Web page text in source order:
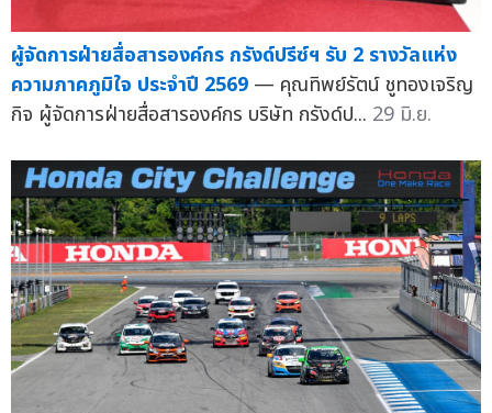
ผู้จัดการฝ่ายสื่อสารองค์กร กรังด์ปรีซ์ฯ รับ 2 รางวัลแห่ง
ความภาคภูมิใจ ประจำปี 2569 — คุณทิพย์รัตน์ ชูทองเจริญ
กิจ ผู้จัดการฝ่ายสื่อสารองค์กร บริษัท กรังด์ป... 29 มิ.ย.